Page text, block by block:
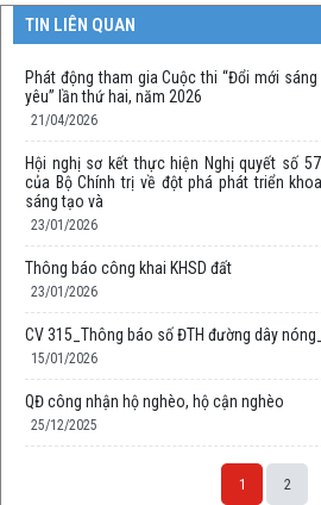
TIN LIÊN QUAN
Phát động tham gia Cuộc thi “Đổi mới
yêu” lần thứ hai, năm 2026
21/04/2026
Hội nghị sơ kết thực hiện Nghị quyết số
của Bộ Chính trị về đột phá phát triển
sáng tạo và
23/01/2026
Thông báo công khai KHSD đất
23/01/2026
CV 315_Thông báo số ĐTH đường dây
15/01/2026
QĐ công nhận hộ nghèo, hộ cận nghèo
25/12/2025
1 2